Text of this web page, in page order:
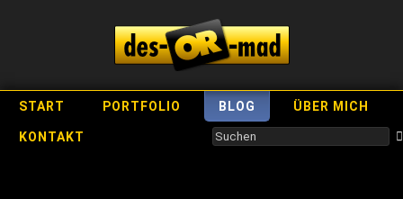
START PORTFOLIO BLOG ÜBER MICH
KONTAKT